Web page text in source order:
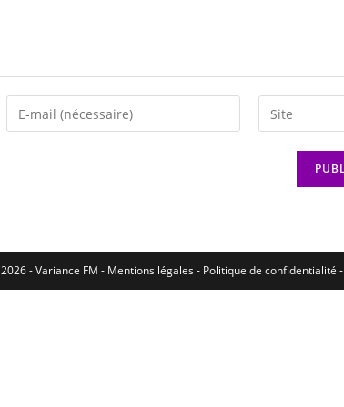
2026 - Variance FM - Mentions légales - Politique de confidentialité -